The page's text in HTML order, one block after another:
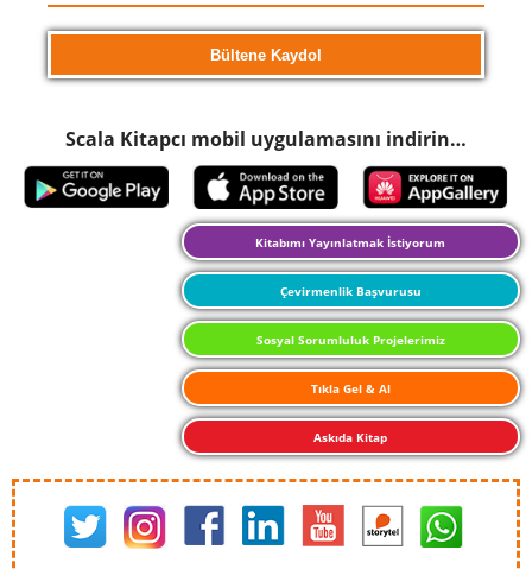
Scala Kitapcı mobil uygulamasını indirin…
Kitabımı Yayınlatmak İstiyorum
Çevirmenlik Başvurusu
Sosyal Sorumluluk Projelerimiz
Tıkla Gel & Al
Askıda Kitap